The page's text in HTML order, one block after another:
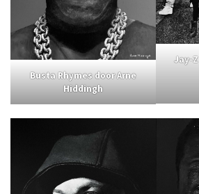
Busta Rhymes door Arne
Hiddingh
Jay-Z